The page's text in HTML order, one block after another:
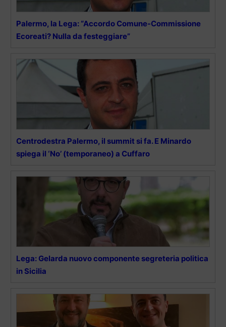
Palermo, la Lega: “Accordo Comune-Commissione
Ecoreati? Nulla da festeggiare”
Centrodestra Palermo, il summit si fa. E Minardo
spiega il ‘No’ (temporaneo) a Cuffaro
Lega: Gelarda nuovo componente segreteria politica
in Sicilia